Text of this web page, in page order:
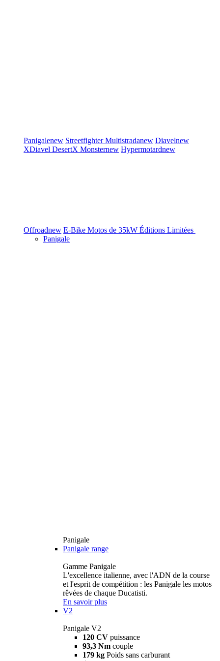
Panigalenew StreetfighterMultistradanew Diavelnew
XDiavel DesertX Monsternew Hypermotardnew
Offroadnew E-Bike Motos de 35kW Éditions Limitées
Panigale
Panigale
Panigale range
Gamme Panigale
L'excellence italienne, avec l'ADN de la course
et l'esprit de compétition : les Panigale les motos
rêvées de chaque Ducatisti.
En savoir plus
V2
Panigale V2
120 CV puissance
93,3 Nm couple
179 kg Poids sans carburant